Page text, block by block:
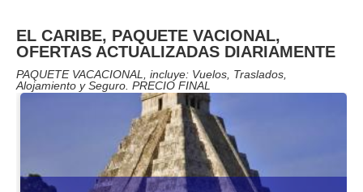
EL CARIBE, PAQUETE VACIONAL,
OFERTAS ACTUALIZADAS DIARIAMENTE
PAQUETE VACACIONAL, incluye: Vuelos, Traslados,
Alojamiento y Seguro. PRECIO FINAL